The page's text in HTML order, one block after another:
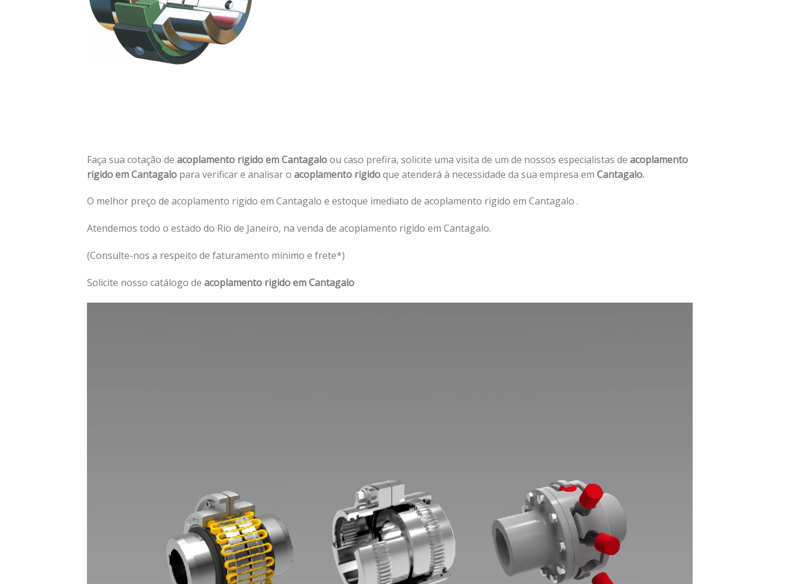
Faça sua cotação de acoplamento rigido em Cantagaloou caso prefira, solicite uma visita de um de nossos especialistas de acoplamento
rigido em Cantagalo para verificar e analisar o acoplamento rigidoque atenderá à necessidade da sua empresa em Cantagalo.
O melhor preço de acoplamento rigido em Cantagalo e estoque imediato de acoplamento rigido em Cantagalo .
Atendemos todo o estado do Rio de Janeiro, na venda de acoplamento rigido em Cantagalo.
(Consulte-nos a respeito de faturamento mínimo e frete*)
Solicite nosso catálogo de acoplamento rigido em Cantagalo